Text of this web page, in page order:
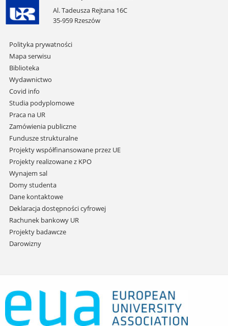
Al. Tadeusza Rejtana 16C
35-959 Rzeszów
Pomiń
nawigację
i
przejdź
do
treści
Polityka prywatności
Mapa serwisu
Biblioteka
Wydawnictwo
Covid info
Studia podyplomowe
Praca na UR
Zamówienia publiczne
Fundusze strukturalne
Projekty współfinansowane przez UE
Projekty realizowane z KPO
Wynajem sal
Domy studenta
Dane kontaktowe
Deklaracja dostępności cyfrowej
Rachunek bankowy UR
Projekty badawcze
Darowizny